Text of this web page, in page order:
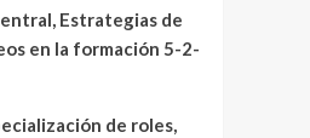
Estrategias de
en la formación 5-2-
de roles,